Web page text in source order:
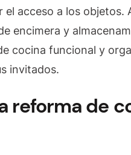
acceso a los objetos.
encimera y
cocina funcional y
invitados.
reforma de